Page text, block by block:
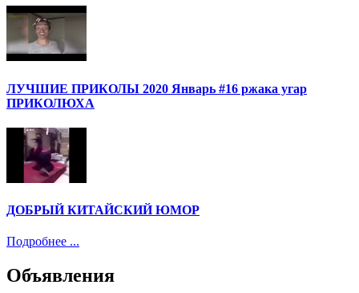
ЛУЧШИЕ ПРИКОЛЫ 2020 Январь #16 ржака угар
ПРИКОЛЮХА
ДОБРЫЙ КИТАЙСКИЙ ЮМОР
Подробнее ...
Объявления